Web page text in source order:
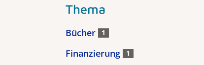
Thema
Bücher 1
Finanzierung 1